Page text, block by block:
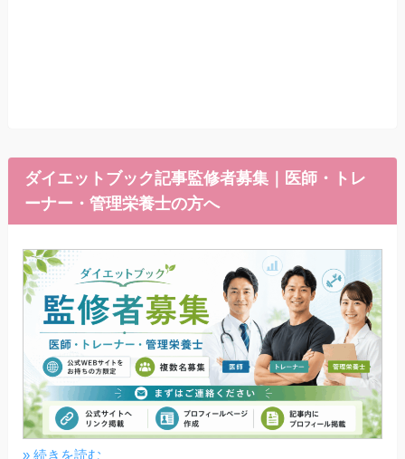
ダイエットブック記事監修者募集｜医師・トレ
ーナー・管理栄養士の方へ
» 続きを読む